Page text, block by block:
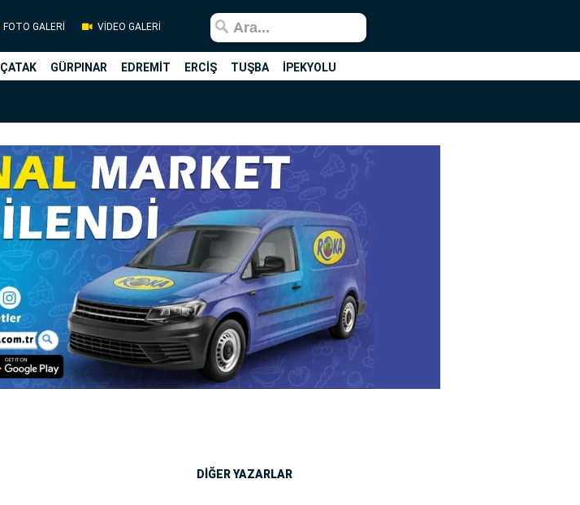
FOTO GALERİ VİDEO GALERİ
ÇATAK GÜRPINAR EDREMİT ERCİŞ TUŞBA İPEKYOLU
DİĞER YAZARLAR